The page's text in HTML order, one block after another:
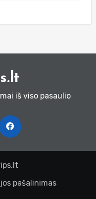
iš viso pasaulio
pašalinimas